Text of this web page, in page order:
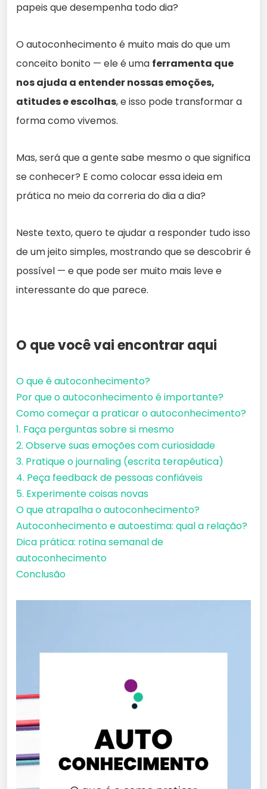
papeis que desempenha todo dia?
O autoconhecimento é muito mais do que um
conceito bonito — ele é uma ferramenta que
nos ajuda a entender nossas emoções,
atitudes e escolhas, e isso pode transformar a
forma como vivemos.
Mas, será que a gente sabe mesmo o que significa
se conhecer? E como colocar essa ideia em
prática no meio da correria do dia a dia?
Neste texto, quero te ajudar a responder tudo isso
de um jeito simples, mostrando que se descobrir é
possível — e que pode ser muito mais leve e
interessante do que parece.
O que você vai encontrar aqui
O que é autoconhecimento?
Por que o autoconhecimento é importante?
Como começar a praticar o autoconhecimento?
1. Faça perguntas sobre si mesmo
2. Observe suas emoções com curiosidade
3. Pratique o journaling (escrita terapêutica)
4. Peça feedback de pessoas confiáveis
5. Experimente coisas novas
O que atrapalha o autoconhecimento?
Autoconhecimento e autoestima: qual a relação?
Dica prática: rotina semanal de
autoconhecimento
Conclusão